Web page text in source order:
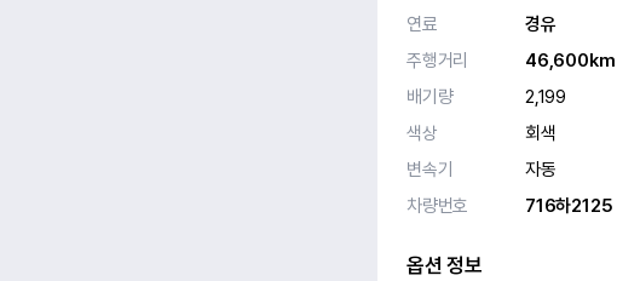
연료
경유
주행거리
46,600km
배기량
2,199
색상
회색
변속기
자동
차량번호
716하2125
옵션 정보